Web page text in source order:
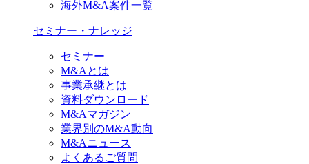
海外M&A案件一覧
セミナー・ナレッジ
セミナー
M&Aとは
事業承継とは
資料ダウンロード
M&Aマガジン
業界別のM&A動向
M&Aニュース
よくあるご質問